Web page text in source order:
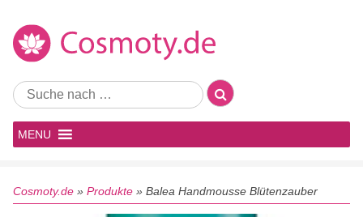
MENU
Cosmoty.de » Produkte » Balea Handmousse Blütenzauber